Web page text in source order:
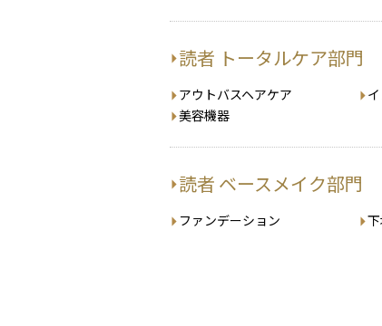
読者 トータルケア部門
アウトバスヘアケア
美容機器
読者 ベースメイク部門
ファンデーション